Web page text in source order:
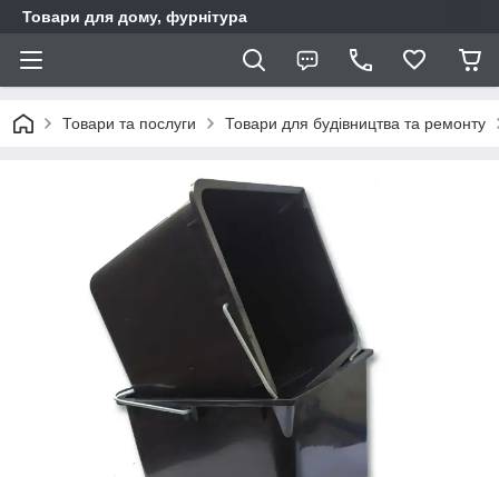
Товари для дому, фурнітура
Товари та послуги Товари для будівництва та ремонту